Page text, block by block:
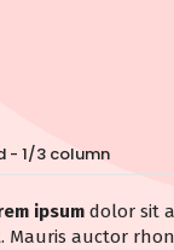
- 1/3 column
ipsum dolor sit
Mauris auctor